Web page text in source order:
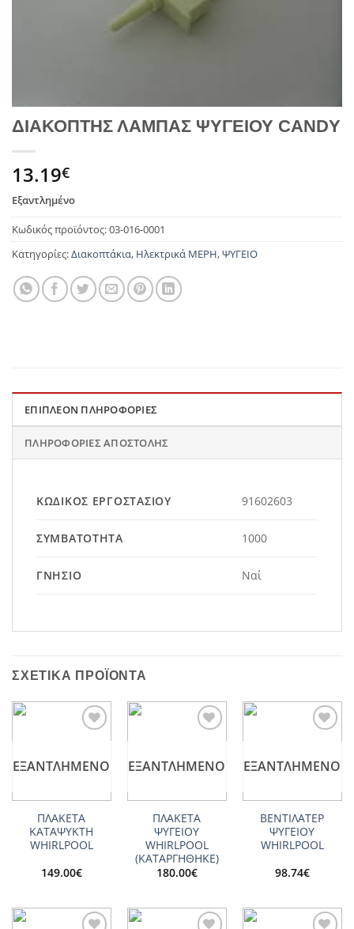
ΔΙΑΚΟΠΤΗΣ ΛΑΜΠΑΣ ΨΥΓΕΙΟΥ CANDY
13.19€
Εξαντλημένο
Κωδικός προϊόντος:03-016-0001
Κατηγορίες:Διακοπτάκια, Ηλεκτρικά ΜΕΡΗ,ΨΥΓΕΙΟ
ΕΠΙΠΛΈΟΝ ΠΛΗΡΟΦΟΡΊΕΣ
ΠΛΗΡΟΦΟΡΊΕΣ ΑΠΟΣΤΟΛΉΣ
ΚΩΔΙΚΌΣ ΕΡΓΟΣΤΑΣΊΟΥ 91602603
ΣΥΜΒΑΤΌΤΗΤΑ 1000
ΓΝΉΣΙΟ Ναί
ΣΧΕΤΙΚΆ ΠΡΟΪΌΝΤΑ
ΕΞΑΝΤΛΗΜΈΝΟ
ΠΛΑΚΕΤΑ
ΚΑΤΑΨΥΚΤΗ
WHIRLPOOL
149.00€
ΕΞΑΝΤΛΗΜΈΝΟ
ΠΛΑΚΕΤΑ
ΨΥΓΕΙΟΥ
WHIRLPOOL
(ΚΑΤΑΡΓΗΘΗΚΕ)
180.00€
ΕΞΑΝΤΛΗΜΈΝΟ
ΒΕΝΤΙΛΑΤΕΡ
ΨΥΓΕΙΟY
WHIRLPOOL
98.74€